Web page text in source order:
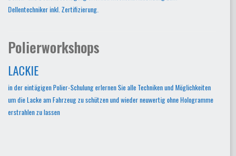
Dellentechniker inkl. Zertifizierung.
Polierworkshops
LACKIE
in der eintägigen Polier-Schulung erlernen Sie alle Techniken und Möglichkeiten
um die Lacke am Fahrzeug zu schützen und wieder neuwertig ohne Hologramme
erstrahlen zu lassen